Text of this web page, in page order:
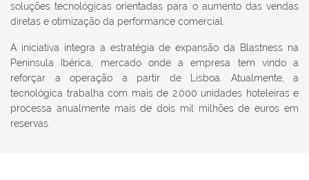
soluções tecnológicas orientadas para o aumento das vendas
diretas e otimização da performance comercial.
A iniciativa integra a estratégia de expansão da Blastness na
Península Ibérica, mercado onde a empresa tem vindo a
reforçar a operação a partir de Lisboa. Atualmente, a
tecnológica trabalha com mais de 2.000 unidades hoteleiras e
processa anualmente mais de dois mil milhões de euros em
reservas.